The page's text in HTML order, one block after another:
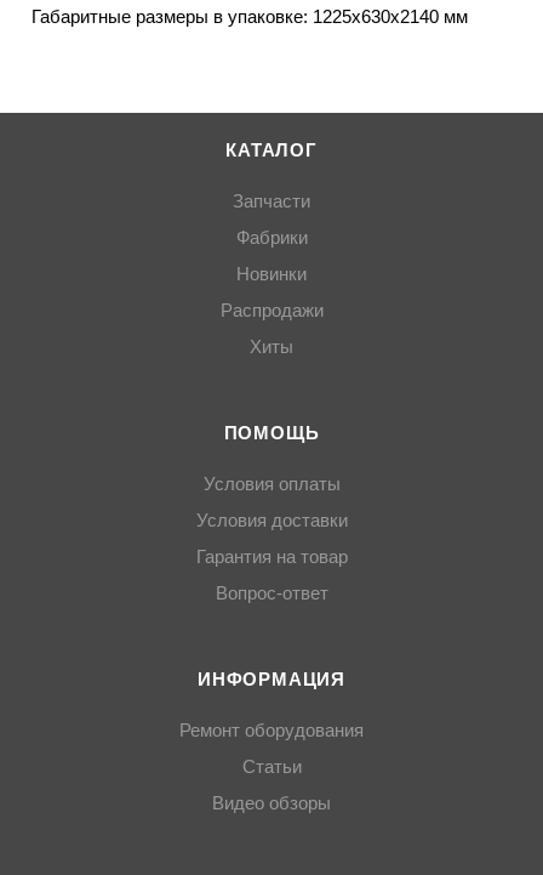
Габаритные размеры в упаковке: 1225х630х2140 мм
КАТАЛОГ
Запчасти
Фабрики
Новинки
Распродажи
Хиты
ПОМОЩЬ
Условия оплаты
Условия доставки
Гарантия на товар
Вопрос-ответ
ИНФОРМАЦИЯ
Ремонт оборудования
Статьи
Видео обзоры